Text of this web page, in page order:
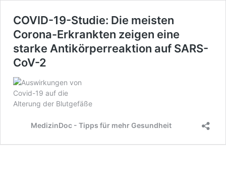
COVID-19-Studie: Die meisten
Corona-Erkrankten zeigen eine
starke Antikörperreaktion auf SARS-
CoV-2
MedizinDoc - Tipps für mehr Gesundheit